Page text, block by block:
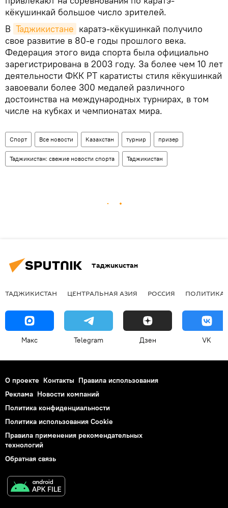
кёкушинкай большое число зрителей.
В Таджикистане каратэ-кёкушинкай получило
свое развитие в 80-е годы прошлого века.
Федерация этого вида спорта была официально
зарегистрирована в 2003 году. За более чем 10 лет
деятельности ФКК РТ каратисты стиля кёкушинкай
завоевали более 300 медалей различного
достоинства на международных турнирах, в том
числе на кубках и чемпионатах мира.
Спорт Все новости Казахстан турнир призер
Таджикистан: свежие новости спорта Таджикистан
Таджикистан
ТАДЖИКИСТАН ЦЕНТРАЛЬНАЯ АЗИЯ РОССИЯ ПОЛИТИКА
Макс Telegram Дзен VK
О проекте Контакты Правила использования
Реклама Новости компаний
Политика конфиденциальности
Политика использования Cookie
Правила применения рекомендательных
технологий
Обратная связь